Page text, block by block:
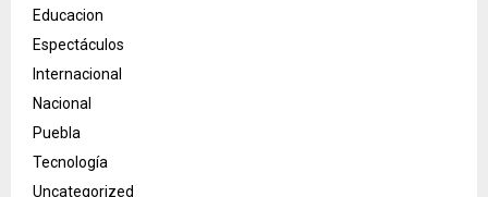
Educacion
Espectáculos
Internacional
Nacional
Puebla
Tecnología
Uncategorized